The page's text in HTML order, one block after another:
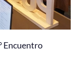
Encuentro